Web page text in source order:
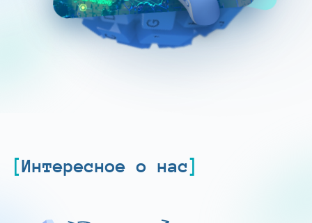
Интересное о нас